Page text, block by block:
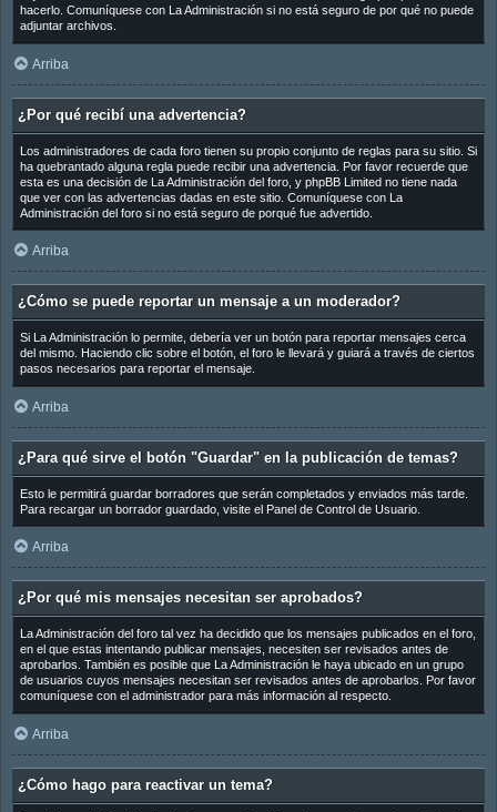
hacerlo. Comuníquese con La Administración si no está seguro de por qué no puede
adjuntar archivos.
Arriba
¿Por qué recibí una advertencia?
Los administradores de cada foro tienen su propio conjunto de reglas para su sitio. Si
ha quebrantado alguna regla puede recibir una advertencia. Por favor recuerde que
esta es una decisión de La Administración del foro, y phpBB Limited no tiene nada
que ver con las advertencias dadas en este sitio. Comuníquese con La
Administración del foro si no está seguro de porqué fue advertido.
Arriba
¿Cómo se puede reportar un mensaje a un moderador?
Si La Administración lo permite, debería ver un botón para reportar mensajes cerca
del mismo. Haciendo clic sobre el botón, el foro le llevará y guiará a través de ciertos
pasos necesarios para reportar el mensaje.
Arriba
¿Para qué sirve el botón "Guardar" en la publicación de temas?
Esto le permitirá guardar borradores que serán completados y enviados más tarde.
Para recargar un borrador guardado, visite el Panel de Control de Usuario.
Arriba
¿Por qué mis mensajes necesitan ser aprobados?
La Administración del foro tal vez ha decidido que los mensajes publicados en el foro,
en el que estas intentando publicar mensajes, necesiten ser revisados antes de
aprobarlos. También es posible que La Administración le haya ubicado en un grupo
de usuarios cuyos mensajes necesitan ser revisados antes de aprobarlos. Por favor
comuníquese con el administrador para más información al respecto.
Arriba
¿Cómo hago para reactivar un tema?